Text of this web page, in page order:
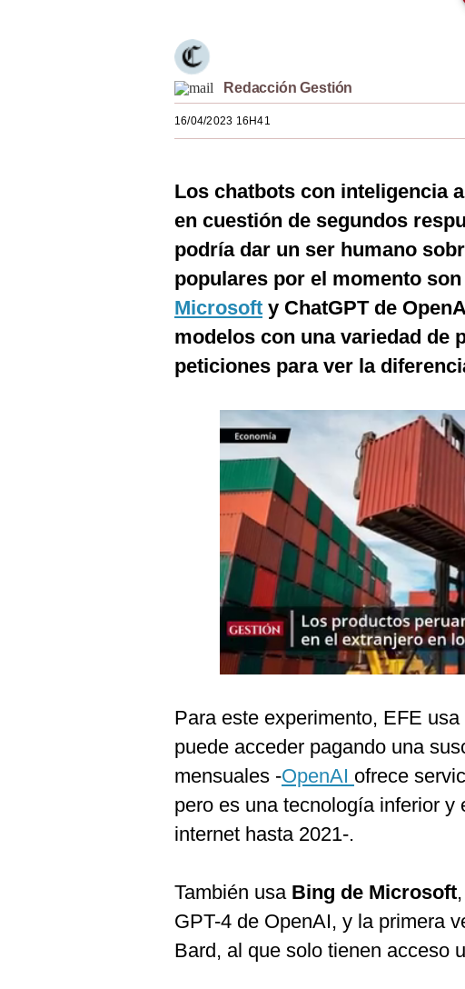
Redacción Gestión
16/04/2023 16H41
Los chatbots con inteligencia
en cuestión de segundos
podría dar un ser humano
populares por el momento son
Microsoft y ChatGPT de
modelos con una variedad de
peticiones para ver la
Para este experimento, EFE usa
puede acceder pagando una
mensuales -OpenAI ofrece
pero es una tecnología inferior
internet hasta 2021-.
También usa Bing de Microsoft
GPT-4 de OpenAI, y la primera
Bard, al que solo tienen acceso